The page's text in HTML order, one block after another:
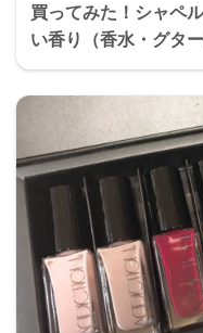
買ってみた！シャペ
い香り（香水・グター